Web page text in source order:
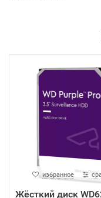
избранное
Жёсткий диск